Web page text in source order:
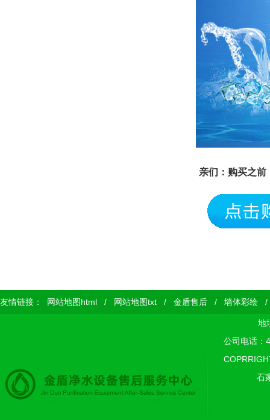
亲们：购买之
友情链接： 网站地图html / 网站地图txt / 金盾售后 / 墙体彩绘
地
公司电话：
石